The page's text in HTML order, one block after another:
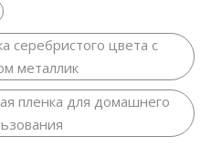
серебристого цвета с
металлик
пленка для домашнего